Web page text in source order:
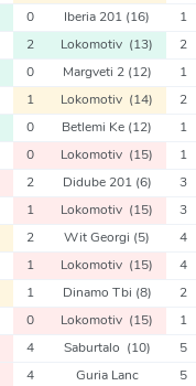
0 Iberia 201 (16) 1
2 Lokomotiv (13) 2
0 Margveti 2 (12) 1
1 Lokomotiv (14) 2
0 Betlemi Ke (12) 1
0 Lokomotiv (15) 1
2 Didube 201 (6) 3
1 Lokomotiv (15) 3
2 Wit Georgi (5) 4
1 Lokomotiv (15) 4
1 Dinamo Tbi (8) 2
0 Lokomotiv (15) 1
4 Saburtalo (10) 5
4 Guria Lanc 5